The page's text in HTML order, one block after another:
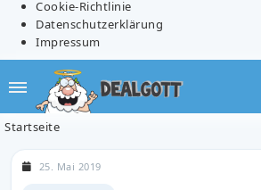
Cookie-Richtlinie
Datenschutzerklärung
Impressum
Startseite
25. Mai 2019